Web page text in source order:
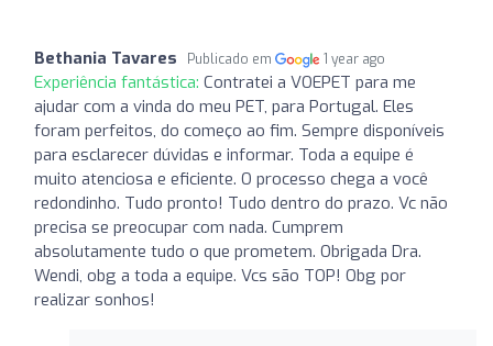
Bethania Tavares Publicado em 1 year ago
Experiência fantástica: Contratei a VOEPET para me
ajudar com a vinda do meu PET, para Portugal. Eles
foram perfeitos, do começo ao fim. Sempre disponíveis
para esclarecer dúvidas e informar. Toda a equipe é
muito atenciosa e eficiente. O processo chega a você
redondinho. Tudo pronto! Tudo dentro do prazo. Vc não
precisa se preocupar com nada. Cumprem
absolutamente tudo o que prometem. Obrigada Dra.
Wendi, obg a toda a equipe. Vcs são TOP! Obg por
realizar sonhos!